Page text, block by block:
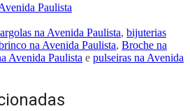
Paulista
argolas na Avenida Paulista, bijuterias
na Avenida Paulista, Broche na
Avenida Paulista e pulseiras na Avenida